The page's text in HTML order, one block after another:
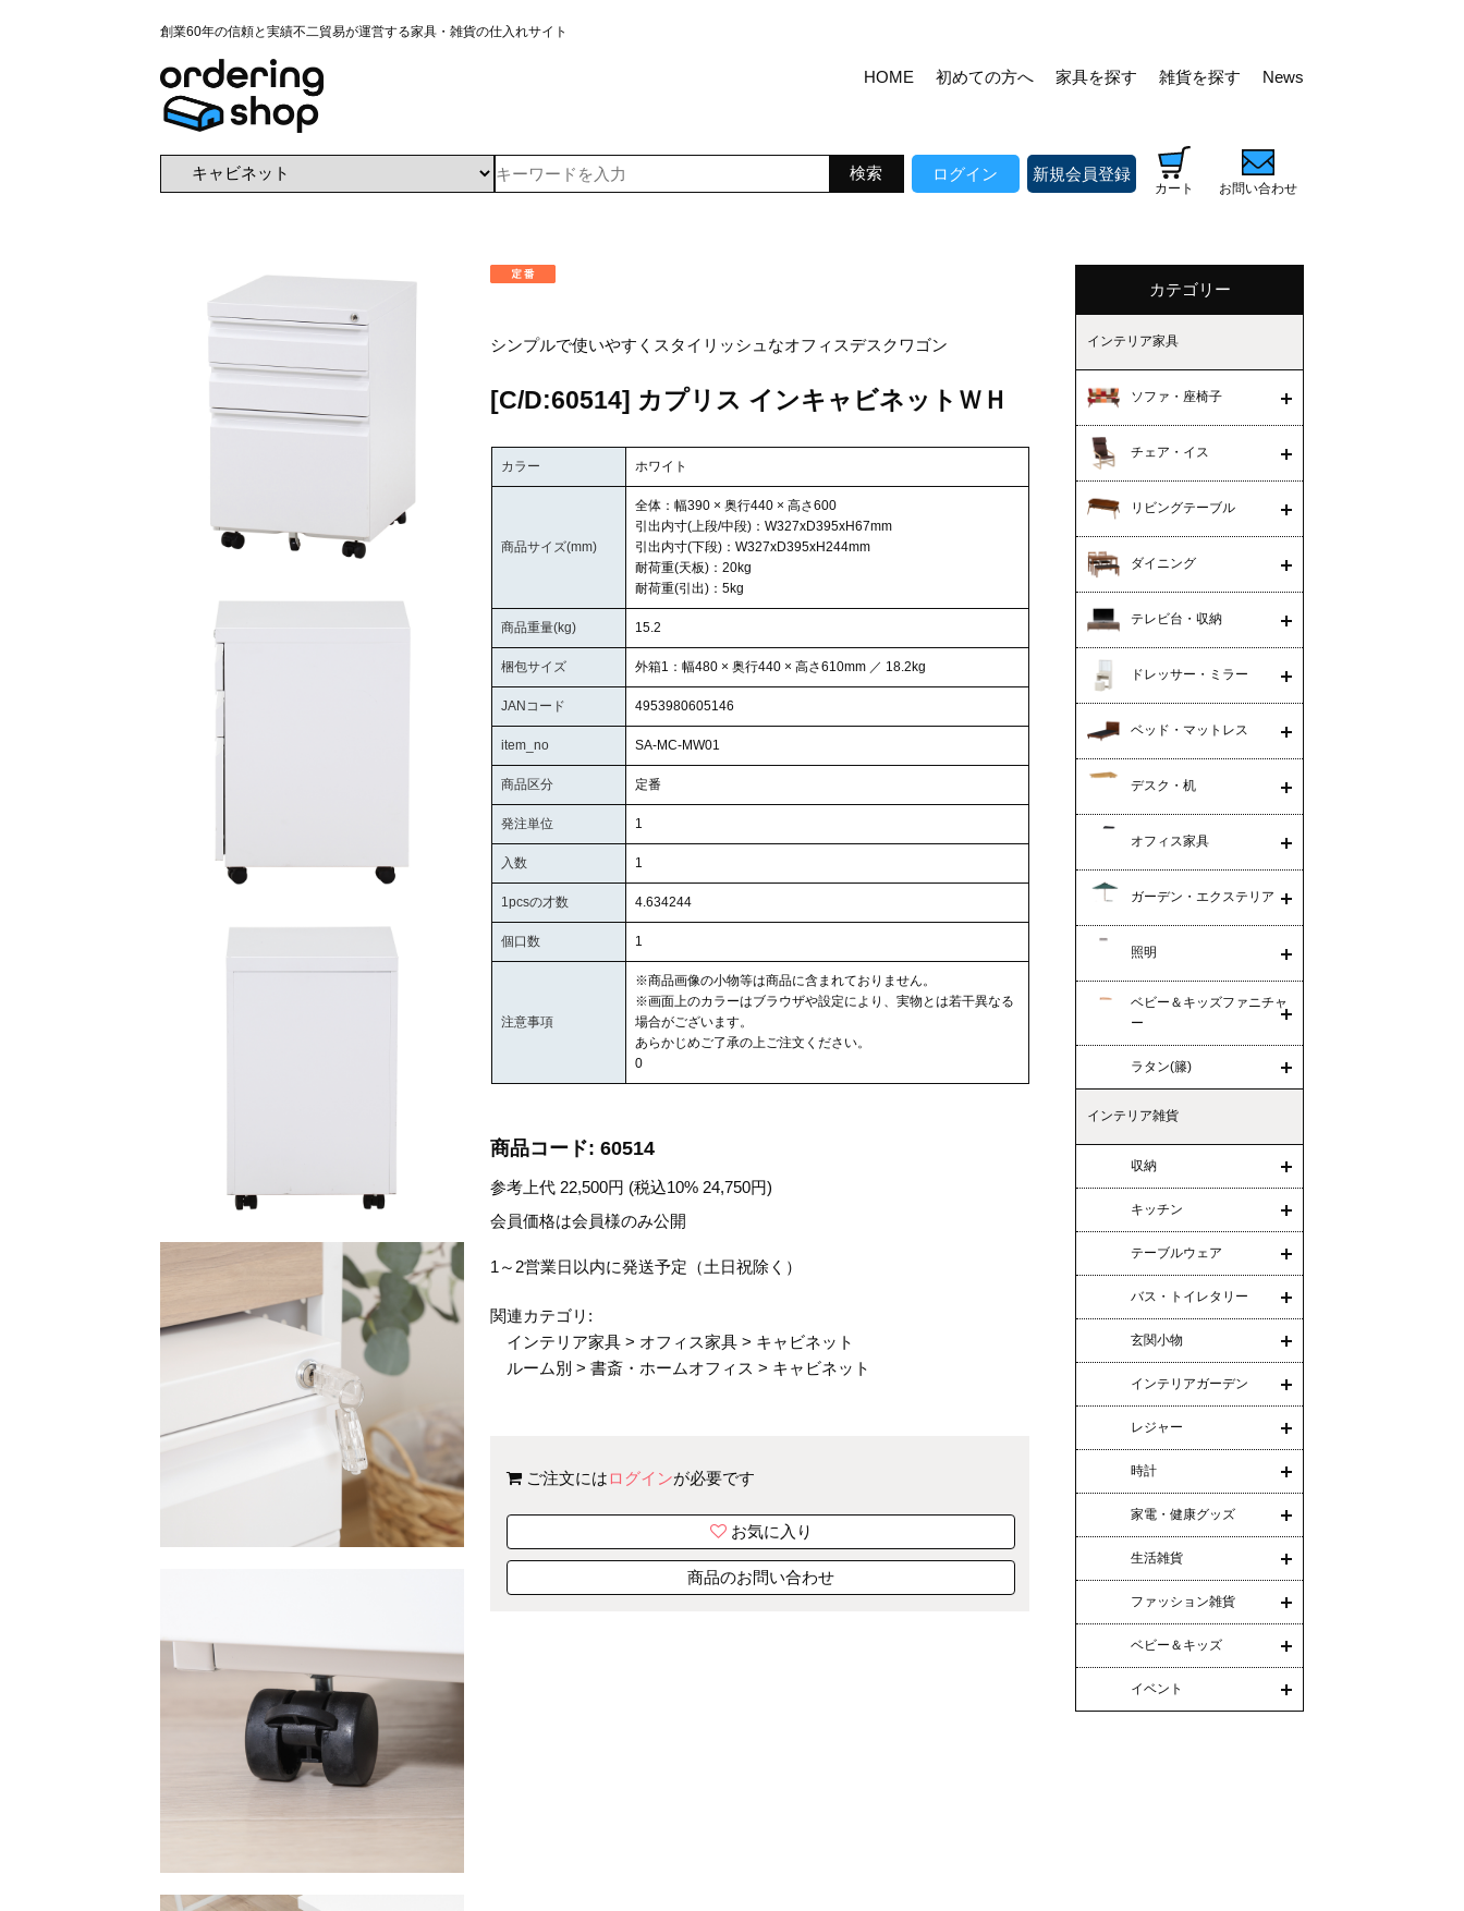
創業60年の信頼と実績不二貿易が運営する家具・雑貨の仕入れサイト
HOME 初めての方へ 家具を探す 雑貨を探す News
ログイン 新規会員登録
カート お問い合わせ
シンプルで使いやすくスタイリッシュなオフィスデスクワゴン
[C/D:60514] カプリス インキャビネットＷＨ
カラー ホワイト
商品サイズ(mm)
全体：幅390 × 奥行440 × 高さ600
引出内寸(上段/中段)：W327xD395xH67mm
引出内寸(下段)：W327xD395xH244mm
耐荷重(天板)：20kg
耐荷重(引出)：5kg
商品重量(kg) 15.2
梱包サイズ 外箱1：幅480 × 奥行440 × 高さ610mm ／ 18.2kg
JANコード 4953980605146
item_no SA-MC-MW01
商品区分 定番
発注単位 1
入数 1
1pcsの才数 4.634244
個口数 1
注意事項
※商品画像の小物等は商品に含まれておりません。
※画面上のカラーはブラウザや設定により、実物とは若干異なる
場合がございます。
あらかじめご了承の上ご注文ください。
0
商品コード: 60514
参考上代 22,500円 (税込10% 24,750円)
会員価格は会員様のみ公開
1～2営業日以内に発送予定（土日祝除く）
関連カテゴリ:
インテリア家具 > オフィス家具 > キャビネット
ルーム別 >書斎・ホームオフィス > キャビネット
ご注文にはログインが必要です
お気に入り
商品のお問い合わせ
カテゴリー
インテリア家具
ソファ・座椅子
チェア・イス
リビングテーブル
ダイニング
テレビ台・収納
ドレッサー・ミラー
ベッド・マットレス
デスク・机
オフィス家具
ガーデン・エクステリア
照明
ベビー＆キッズファニチャ
ー
ラタン(籐)
インテリア雑貨
収納
キッチン
テーブルウェア
バス・トイレタリー
玄関小物
インテリアガーデン
レジャー
時計
家電・健康グッズ
生活雑貨
ファッション雑貨
ベビー＆キッズ
イベント